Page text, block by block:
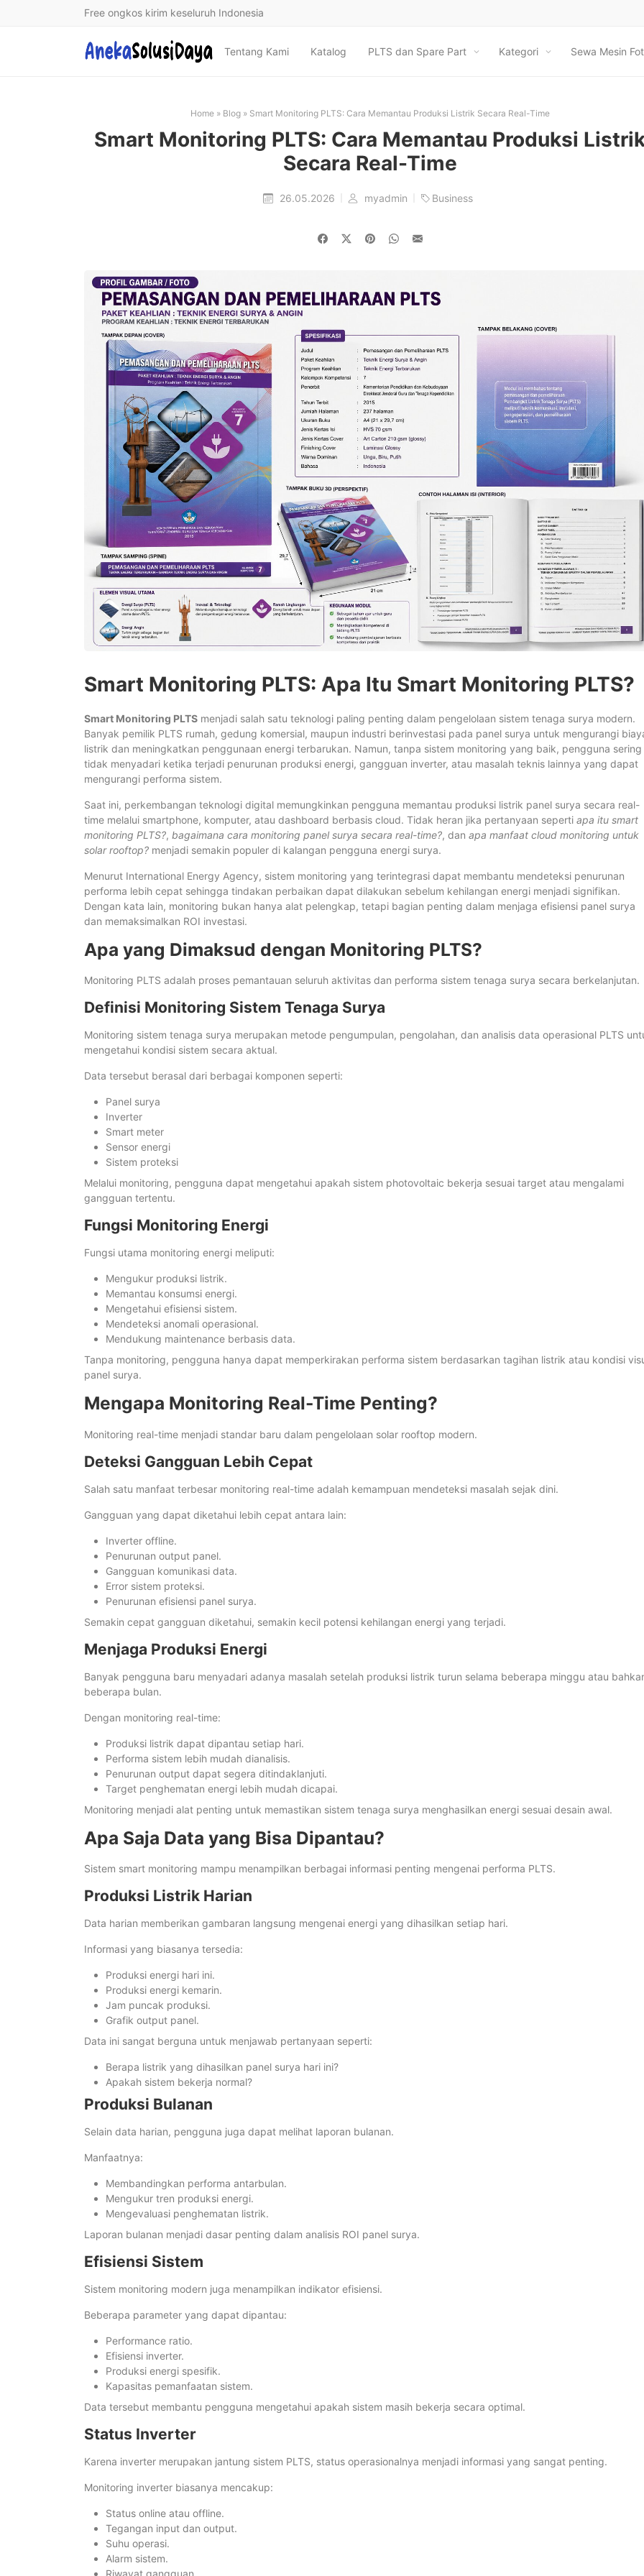
Free ongkos kirim keseluruh Indonesia
Tentang Kami Katalog PLTS dan Spare Part Kategori Sewa Mesin
Home» Blog» Smart Monitoring PLTS: Cara Memantau Produksi Listrik Secara Real-Time
Smart Monitoring PLTS: Cara Memantau Produksi
Secara Real-Time
26.05.2026 myadmin Business
Smart Monitoring PLTS: Apa Itu Smart Monitoring PLTS?
Smart Monitoring PLTS menjadi salah satu teknologi paling penting dalam pengelolaan sistem tenaga surya modern.
Banyak pemilik PLTS rumah, gedung komersial, maupun industri berinvestasi pada panel surya untuk mengurangi
listrik dan meningkatkan penggunaan energi terbarukan. Namun, tanpa sistem monitoring yang baik, pengguna sering
tidak menyadari ketika terjadi penurunan produksi energi, gangguan inverter, atau masalah teknis lainnya yang dapat
mengurangi performa sistem.
Saat ini, perkembangan teknologi digital memungkinkan pengguna memantau produksi listrik panel surya secara real-
time melalui smartphone, komputer, atau dashboard berbasis cloud. Tidak heran jika pertanyaan seperti apa itu smart
monitoring PLTS?, bagaimana cara monitoring panel surya secara real-time?, dan apa manfaat cloud monitoring untuk
solar rooftop? menjadi semakin populer di kalangan pengguna energi surya.
Menurut International Energy Agency, sistem monitoring yang terintegrasi dapat membantu mendeteksi penurunan
performa lebih cepat sehingga tindakan perbaikan dapat dilakukan sebelum kehilangan energi menjadi signifikan.
Dengan kata lain, monitoring bukan hanya alat pelengkap, tetapi bagian penting dalam menjaga efisiensi panel surya
dan memaksimalkan ROI investasi.
Apa yang Dimaksud dengan Monitoring PLTS?
Monitoring PLTS adalah proses pemantauan seluruh aktivitas dan performa sistem tenaga surya secara berkelanjutan.
Definisi Monitoring Sistem Tenaga Surya
Monitoring sistem tenaga surya merupakan metode pengumpulan, pengolahan, dan analisis data operasional PLTS
mengetahui kondisi sistem secara aktual.
Data tersebut berasal dari berbagai komponen seperti:
Panel surya
Inverter
Smart meter
Sensor energi
Sistem proteksi
Melalui monitoring, pengguna dapat mengetahui apakah sistem photovoltaic bekerja sesuai target atau mengalami
gangguan tertentu.
Fungsi Monitoring Energi
Fungsi utama monitoring energi meliputi:
Mengukur produksi listrik.
Memantau konsumsi energi.
Mengetahui efisiensi sistem.
Mendeteksi anomali operasional.
Mendukung maintenance berbasis data.
Tanpa monitoring, pengguna hanya dapat memperkirakan performa sistem berdasarkan tagihan listrik atau kondisi
panel surya.
Mengapa Monitoring Real-Time Penting?
Monitoring real-time menjadi standar baru dalam pengelolaan solar rooftop modern.
Deteksi Gangguan Lebih Cepat
Salah satu manfaat terbesar monitoring real-time adalah kemampuan mendeteksi masalah sejak dini.
Gangguan yang dapat diketahui lebih cepat antara lain:
Inverter offline.
Penurunan output panel.
Gangguan komunikasi data.
Error sistem proteksi.
Penurunan efisiensi panel surya.
Semakin cepat gangguan diketahui, semakin kecil potensi kehilangan energi yang terjadi.
Menjaga Produksi Energi
Banyak pengguna baru menyadari adanya masalah setelah produksi listrik turun selama beberapa minggu atau
beberapa bulan.
Dengan monitoring real-time:
Produksi listrik dapat dipantau setiap hari.
Performa sistem lebih mudah dianalisis.
Penurunan output dapat segera ditindaklanjuti.
Target penghematan energi lebih mudah dicapai.
Monitoring menjadi alat penting untuk memastikan sistem tenaga surya menghasilkan energi sesuai desain awal.
Apa Saja Data yang Bisa Dipantau?
Sistem smart monitoring mampu menampilkan berbagai informasi penting mengenai performa PLTS.
Produksi Listrik Harian
Data harian memberikan gambaran langsung mengenai energi yang dihasilkan setiap hari.
Informasi yang biasanya tersedia:
Produksi energi hari ini.
Produksi energi kemarin.
Jam puncak produksi.
Grafik output panel.
Data ini sangat berguna untuk menjawab pertanyaan seperti:
Berapa listrik yang dihasilkan panel surya hari ini?
Apakah sistem bekerja normal?
Produksi Bulanan
Selain data harian, pengguna juga dapat melihat laporan bulanan.
Manfaatnya:
Membandingkan performa antarbulan.
Mengukur tren produksi energi.
Mengevaluasi penghematan listrik.
Laporan bulanan menjadi dasar penting dalam analisis ROI panel surya.
Efisiensi Sistem
Sistem monitoring modern juga menampilkan indikator efisiensi.
Beberapa parameter yang dapat dipantau:
Performance ratio.
Efisiensi inverter.
Produksi energi spesifik.
Kapasitas pemanfaatan sistem.
Data tersebut membantu pengguna mengetahui apakah sistem masih bekerja secara optimal.
Status Inverter
Karena inverter merupakan jantung sistem PLTS, status operasionalnya menjadi informasi yang sangat penting.
Monitoring inverter biasanya mencakup:
Status online atau offline.
Tegangan input dan output.
Suhu operasi.
Alarm sistem.